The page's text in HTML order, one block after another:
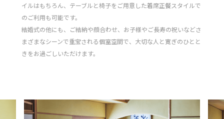
イルはもちろん、テーブルと椅子をご用意した着席正餐スタイルで
のご利用も可能です。
結婚式の他にも、ご結納や顔合わせ、お子様やご長寿の祝いなどさ
まざまなシーンで重宝される個室空間で、大切な人と寛ぎのひとと
きをお過ごしいただけます。